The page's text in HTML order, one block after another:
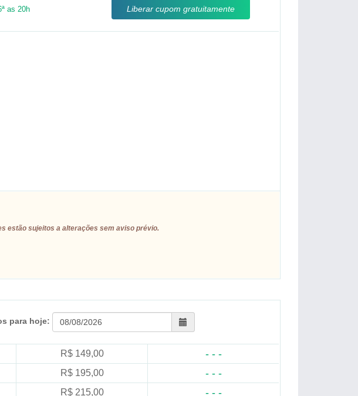
as 20h
Liberar cupom gratuitamente
estão sujeitos a alterações sem aviso prévio.
para hoje:
R$ 149,00 - - -
R$ 195,00 - - -
R$ 215,00 - - -